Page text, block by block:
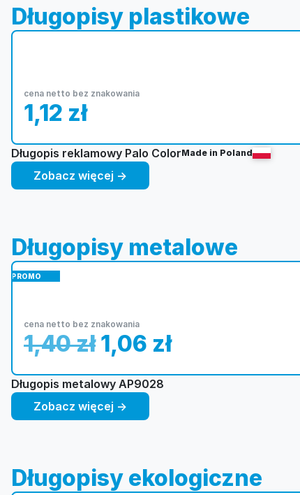
Długopisy plastikowe
cena netto bez znakowania
1,12 zł
Długopis reklamowy Palo ColorMade in Poland
Zobacz więcej →
Długopisy metalowe
PROMO
cena netto bez znakowania
1,40zł 1,06 zł
Długopis metalowy AP9028
Zobacz więcej →
Długopisy ekologiczne